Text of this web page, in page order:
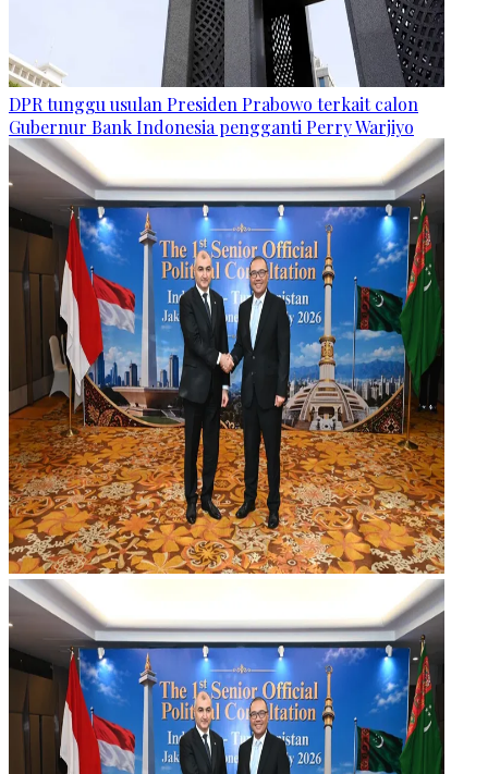
DPR tunggu usulan Presiden Prabowo terkait calon
Gubernur Bank Indonesia pengganti Perry Warjiyo